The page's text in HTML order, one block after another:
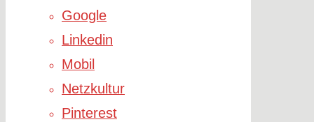
Google
Linkedin
Mobil
Netzkultur
Pinterest